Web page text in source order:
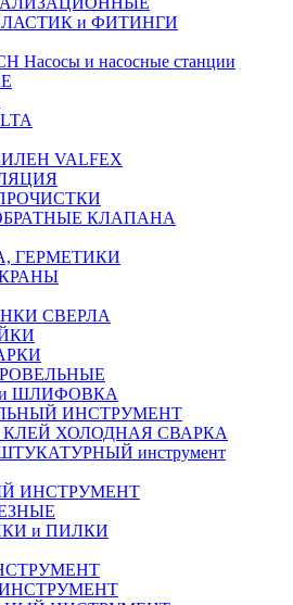
и ФИТИНГИ
Насосы и насосные станции
VALFEX
КЛАПАНА
ГЕРМЕТИКИ
СВЕРЛА
ШЛИФОВКА
ИНСТРУМЕНТ
КЛЕЙ ХОЛОДНАЯ СВАРКА
инструмент
ИНСТРУМЕНТ
и ПИЛКИ